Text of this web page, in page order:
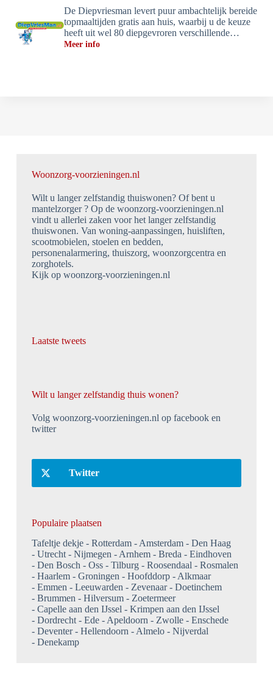
De Diepvriesman levert puur ambachtelijk bereide
topmaaltijden gratis aan huis, waarbij u de keuze
heeft uit wel 80 diepgevroren verschillende…
Meer info
Woonzorg-voorzieningen.nl
Wilt u langer zelfstandig thuiswonen? Of bent u
mantelzorger ? Op de woonzorg-voorzieningen.nl
vindt u allerlei zaken voor het langer zelfstandig
thuiswonen. Van woning-aanpassingen, huisliften,
scootmobielen, stoelen en bedden,
personenalarmering, thuiszorg, woonzorgcentra en
zorghotels.
Kijk op woonzorg-voorzieningen.nl
Laatste tweets
Wilt u langer zelfstandig thuis wonen?
Volg woonzorg-voorzieningen.nl op facebook en
twitter
Twitter
Populaire plaatsen
Tafeltje dekje
Rotterdam Amsterdam
Den Haag
Utrecht
Nijmegen Arnhem Breda
Eindhoven
Den Bosch
Oss Tilburg Roosendaal
Rosmalen
Haarlem
Groningen Hoofddorp
Alkmaar
Emmen
Leeuwarden Zevenaar
Doetinchem
Brummen
Hilversum
Zoetermeer
Capelle aan den IJssel
Krimpen aan den IJssel
Dordrecht
Ede Apeldoorn Zwolle
Enschede
Deventer
Hellendoorn Almelo
Nijverdal
Denekamp